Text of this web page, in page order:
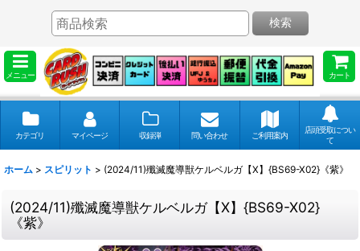
メニュー カート
検索
カテゴリ マイページ 収録弾 問い合わせ ご利用案内
店頭受取につい
て
ホーム > スピリット > (2024/11)殲滅魔導獣ケルベルガ【X】{BS69-X02}《紫》
(2024/11)殲滅魔導獣ケルベルガ【X】{BS69-X02}
《紫》